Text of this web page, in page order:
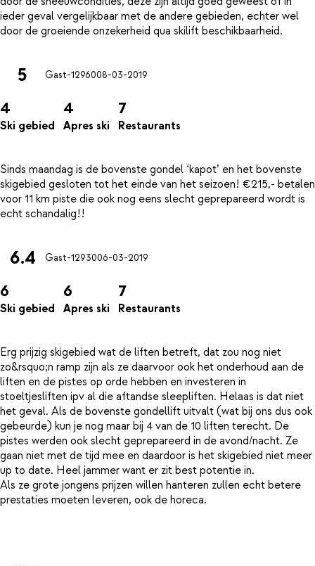
ieder geval vergelijkbaar met de andere gebieden, echter wel
5 Gast-1296008-03-2019
4
Ski gebied
4
Apres ski
7
Restaurants
Sinds maandag is de bovenste gondel ‘kapot’ en het bovenste
skigebied gesloten tot het einde van het seizoen! €215,- betalen
voor 11 km piste die ook nog eens slecht geprepareerd wordt is
6.4 Gast-1293006-03-2019
6
Ski gebied
6
Apres ski
7
Restaurants
Erg prijzig skigebied wat de liften betreft, dat zou nog niet
zo&rsquo;n ramp zijn als ze daarvoor ook het onderhoud aan de
liften en de pistes op orde hebben en investeren in
stoeltjesliften ipv al die aftandse sleepliften. Helaas is dat niet
het geval. Als de bovenste gondellift uitvalt (wat bij ons dus ook
gebeurde) kun je nog maar bij 4 van de 10 liften terecht. De
pistes werden ook slecht geprepareerd in de avond/nacht. Ze
gaan niet met de tijd mee en daardoor is het skigebied niet meer
up to date. Heel jammer want er zit best potentie in.
Als ze grote jongens prijzen willen hanteren zullen echt betere
prestaties moeten leveren, ook de horeca.